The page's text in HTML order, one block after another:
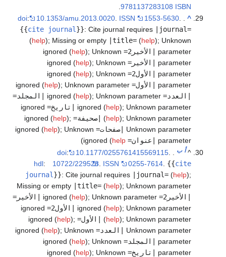
ISBN
9781137283108
.
^
.
doi: 10.1353/amu.2013.0020. ISSN 1553-5630.
{{cite journal}}:Cite journal requires
|journal=
(help); Missing or empty |title= (help); Unknown
parameter
|الأخير2= ignored (
help); Unknown
parameter
|الأخير=ignored (
help); Unknown
parameter
|الأول2= ignored (
help); Unknown
parameter
|الأول=ignored (
help); Unknown parameter
|العدد=ignored (
help); Unknown parameter
|المجلد=
ignored (help); Unknown parameter |تاريخ= ignored
(help); Unknown parameter |صحيفة=ignored (
help);
Unknown parameter
|صفحات=ignored (
help); Unknown
parameter
|عنوان=ignored (
help
)
^أ ب doi: 10.1177/0255761415569115
hdl: 10722/229528 ISSN 0255-7614 {{cite
journal }}:Cite journal requires |journal= (help);
Missing or empty
|title= (help); Unknown parameter
|الأخير2=
ignored (
help); Unknown parameter
|الأخير=
ignored (help); Unknown parameter |الأول2=
ignored
(help); Unknown parameter |الأول=ignored (
help);
Unknown parameter
|العدد=ignored (
help); Unknown
parameter
|المجلد=ignored (
help); Unknown
parameter
|تاريخ=ignored (
help); Unknown